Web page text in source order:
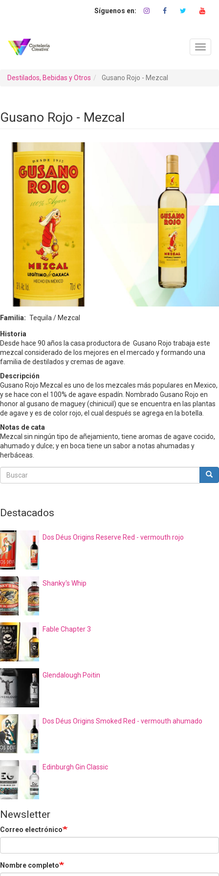
Destilados, Bebidas y Otros Gusano Rojo - Mezcal
Gusano Rojo - Mezcal
Familia Tequila / Mezcal
Historia
Desde hace 90 años la casa productora de Gusano Rojo trabaja este
mezcal considerado de los mejores en el mercado y formando una
familia de destilados y cremas de agave.
Descripción
Gusano Rojo Mezcal es uno de los mezcales más populares en Mexico,
y se hace con el 100% de agave espadín. Nombrado Gusano Rojo en
honor al gusano de maguey (chinicuil) que se encuentra en las plantas
de agave y es de color rojo, el cual después se agrega en la botella.
Notas de cata
Mezcal sin ningún tipo de añejamiento, tiene aromas de agave cocido,
ahumado y dulce; y en boca tiene un sabor a notas ahumadas y
herbáceas.
Buscar
Buscar
Destacados
Dos Déus Origins Reserve Red - vermouth rojo
Shanky's Whip
Fable Chapter 3
Glendalough Poitin
Dos Déus Origins Smoked Red - vermouth ahumado
Edinburgh Gin Classic
Newsletter
Correo electrónico
Nombre completo